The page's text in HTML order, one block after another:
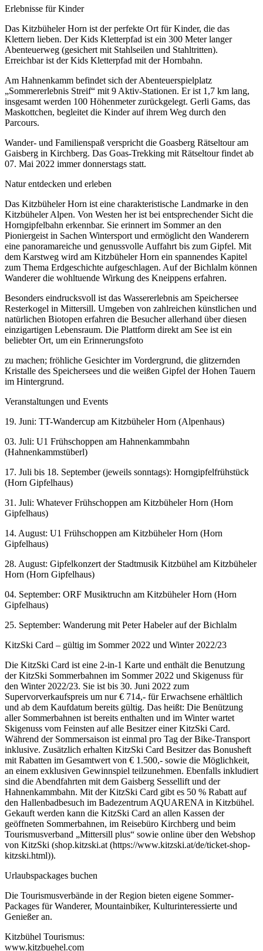
Erlebnisse für Kinder
Das Kitzbüheler Horn ist der perfekte Ort für Kinder, die das
Klettern lieben. Der Kids Kletterpfad ist ein 300 Meter langer
Abenteuerweg (gesichert mit Stahlseilen und Stahltritten).
Erreichbar ist der Kids Kletterpfad mit der Hornbahn.
Am Hahnenkamm befindet sich der Abenteuerspielplatz
„Sommererlebnis Streif“ mit 9 Aktiv-Stationen. Er ist 1,7 km lang,
insgesamt werden 100 Höhenmeter zurückgelegt. Gerli Gams, das
Maskottchen, begleitet die Kinder auf ihrem Weg durch den
Parcours.
Wander- und Familienspaß verspricht die Goasberg Rätseltour am
Gaisberg in Kirchberg. Das Goas-Trekking mit Rätseltour findet ab
07. Mai 2022 immer donnerstags statt.
Natur entdecken und erleben
Das Kitzbüheler Horn ist eine charakteristische Landmarke in den
Kitzbüheler Alpen. Von Westen her ist bei entsprechender Sicht die
Horngipfelbahn erkennbar. Sie erinnert im Sommer an den
Pioniergeist in Sachen Wintersport und ermöglicht den Wanderern
eine panoramareiche und genussvolle Auffahrt bis zum Gipfel. Mit
dem Karstweg wird am Kitzbüheler Horn ein spannendes Kapitel
zum Thema Erdgeschichte aufgeschlagen. Auf der Bichlalm können
Wanderer die wohltuende Wirkung des Kneippens erfahren.
Besonders eindrucksvoll ist das Wassererlebnis am Speichersee
Resterkogel in Mittersill. Umgeben von zahlreichen künstlichen und
natürlichen Biotopen erfahren die Besucher allerhand über diesen
einzigartigen Lebensraum. Die Plattform direkt am See ist ein
beliebter Ort, um ein Erinnerungsfoto
zu machen; fröhliche Gesichter im Vordergrund, die glitzernden
Kristalle des Speichersees und die weißen Gipfel der Hohen Tauern
im Hintergrund.
Veranstaltungen und Events
19. Juni: TT-Wandercup am Kitzbüheler Horn (Alpenhaus)
03. Juli: U1 Frühschoppen am Hahnenkammbahn
(Hahnenkammstüberl)
17. Juli bis 18. September (jeweils sonntags): Horngipfelfrühstück
(Horn Gipfelhaus)
31. Juli: Whatever Frühschoppen am Kitzbüheler Horn (Horn
Gipfelhaus)
14. August: U1 Frühschoppen am Kitzbüheler Horn (Horn
Gipfelhaus)
28. August: Gipfelkonzert der Stadtmusik Kitzbühel am Kitzbüheler
Horn (Horn Gipfelhaus)
04. September: ORF Musiktruchn am Kitzbüheler Horn (Horn
Gipfelhaus)
25. September: Wanderung mit Peter Habeler auf der Bichlalm
KitzSki Card – gültig im Sommer 2022 und Winter 2022/23
Die KitzSki Card ist eine 2-in-1 Karte und enthält die Benutzung
der KitzSki Sommerbahnen im Sommer 2022 und Skigenuss für
den Winter 2022/23. Sie ist bis 30. Juni 2022 zum
Supervorverkaufspreis um nur € 714,- für Erwachsene erhältlich
und ab dem Kaufdatum bereits gültig. Das heißt: Die Benützung
aller Sommerbahnen ist bereits enthalten und im Winter wartet
Skigenuss vom Feinsten auf alle Besitzer einer KitzSki Card.
Während der Sommersaison ist einmal pro Tag der Bike-Transport
inklusive. Zusätzlich erhalten KitzSki Card Besitzer das Bonusheft
mit Rabatten im Gesamtwert von € 1.500,- sowie die Möglichkeit,
an einem exklusiven Gewinnspiel teilzunehmen. Ebenfalls inkludiert
sind die Abendfahrten mit dem Gaisberg Sessellift und der
Hahnenkammbahn. Mit der KitzSki Card gibt es 50 % Rabatt auf
den Hallenbadbesuch im Badezentrum AQUARENA in Kitzbühel.
Gekauft werden kann die KitzSki Card an allen Kassen der
geöffneten Sommerbahnen, im Reisebüro Kirchberg und beim
Tourismusverband „Mittersill plus“ sowie online über den Webshop
von KitzSki (shop.kitzski.at (https://www.kitzski.at/de/ticket-shop-
kitzski.html)).
Urlaubspackages buchen
Die Tourismusverbände in der Region bieten eigene Sommer-
Packages für Wanderer, Mountainbiker, Kulturinteressierte und
Genießer an.
Kitzbühel Tourismus:
www.kitzbuehel.com